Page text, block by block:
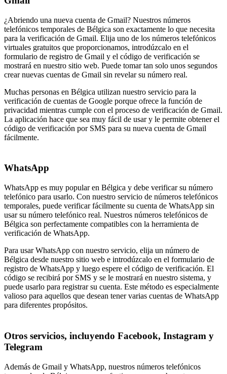
¿Abriendo una nueva cuenta de Gmail? Nuestros números
telefónicos temporales de Bélgica son exactamente lo que necesita
para la verificación de Gmail. Elija uno de los números telefónicos
virtuales gratuitos que proporcionamos, introdúzcalo en el
formulario de registro de Gmail y el código de verificación se
mostrará en nuestro sitio web. Puede tomar tan solo unos segundos
crear nuevas cuentas de Gmail sin revelar su número real.
Muchas personas en Bélgica utilizan nuestro servicio para la
verificación de cuentas de Google porque ofrece la función de
privacidad mientras cumple con el proceso de verificación de Gmail.
La aplicación hace que sea muy fácil de usar y le permite obtener el
código de verificación por SMS para su nueva cuenta de Gmail
fácilmente.
WhatsApp
WhatsApp es muy popular en Bélgica y debe verificar su número
telefónico para usarlo. Con nuestro servicio de números telefónicos
temporales, puede verificar fácilmente su cuenta de WhatsApp sin
usar su número telefónico real. Nuestros números telefónicos de
Bélgica son perfectamente compatibles con la herramienta de
verificación de WhatsApp.
Para usar WhatsApp con nuestro servicio, elija un número de
Bélgica desde nuestro sitio web e introdúzcalo en el formulario de
registro de WhatsApp y luego espere el código de verificación. El
código se recibirá por SMS y se le mostrará en nuestro sistema, y
puede usarlo para registrar su cuenta. Este método es especialmente
valioso para aquellos que desean tener varias cuentas de WhatsApp
para diferentes propósitos.
Otros servicios, incluyendo Facebook, Instagram y
Telegram
Además de Gmail y WhatsApp, nuestros números telefónicos